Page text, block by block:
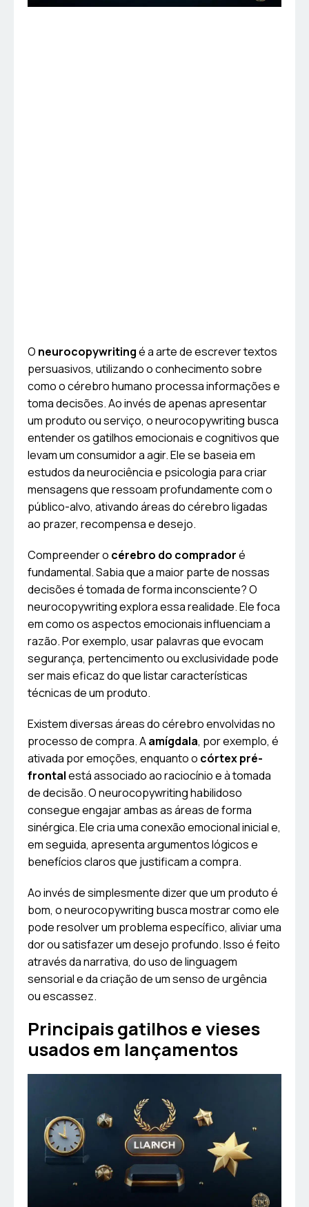
O neurocopywritingé a arte de escrever textos
persuasivos, utilizando o conhecimento sobre
como o cérebro humano processa informações e
toma decisões. Ao invés de apenas apresentar
um produto ou serviço, o neurocopywriting busca
entender os gatilhos emocionais e cognitivos que
levam um consumidor a agir. Ele se baseia em
estudos da neurociência e psicologia para criar
mensagens que ressoam profundamente com o
público-alvo, ativando áreas do cérebro ligadas
ao prazer, recompensa e desejo.
Compreender o cérebro do compradoré
fundamental. Sabia que a maior parte de nossas
decisões é tomada de forma inconsciente? O
neurocopywriting explora essa realidade. Ele foca
em como os aspectos emocionais influenciam a
razão. Por exemplo, usar palavras que evocam
segurança, pertencimento ou exclusividade pode
ser mais eficaz do que listar características
técnicas de um produto.
Existem diversas áreas do cérebro envolvidas no
processo de compra. Aamígdala, por exemplo, é
ativada por emoções, enquanto o córtex pré-
frontalestá associado ao raciocínio e à tomada
de decisão. O neurocopywriting habilidoso
consegue engajar ambas as áreas de forma
sinérgica. Ele cria uma conexão emocional inicial e,
em seguida, apresenta argumentos lógicos e
benefícios claros que justificam a compra.
Ao invés de simplesmente dizer que um produto é
bom, o neurocopywriting busca mostrar como ele
pode resolver um problema específico, aliviar uma
dor ou satisfazer um desejo profundo. Isso é feito
através da narrativa, do uso de linguagem
sensorial e da criação de um senso de urgência
ou escassez.
Principais gatilhos e vieses
usados em lançamentos